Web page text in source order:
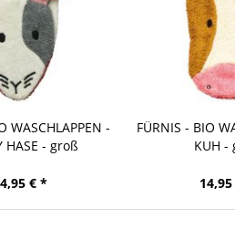
WASCHLAPPEN -
HASE - groß
€ *
FÜRNIS - BIO
KUH -